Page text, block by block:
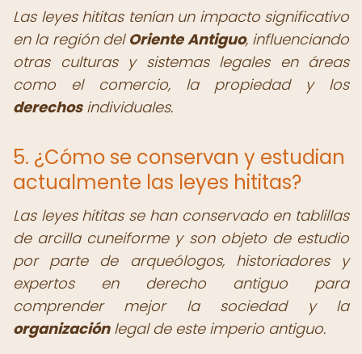
Las leyes hititas tenían un impacto significativo
en la región del Oriente Antiguo, influenciando
otras culturas y sistemas legales en áreas
como el comercio, la propiedad y los
derechosindividuales.
5. ¿Cómo se conservan y estudian
actualmente las leyes hititas?
Las leyes hititas se han conservado en tablillas
de arcilla cuneiforme y son objeto de estudio
por parte de arqueólogos, historiadores y
expertos en derecho antiguo para
comprender mejor la sociedad y la
organizaciónlegal de este imperio antiguo.